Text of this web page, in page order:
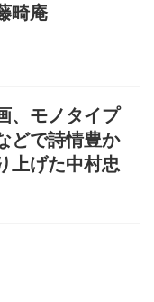
畸庵
、モノタイプ
どで詩情豊か
上げた中村忠